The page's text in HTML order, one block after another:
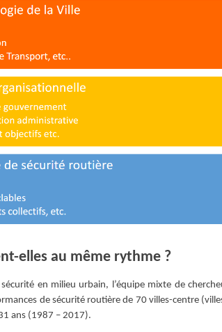
elles au même rythme ?
en milieu urbain, l’équipe mixte de
de sécurité routière de 70 villes-centre
ans (1987 – 2017).